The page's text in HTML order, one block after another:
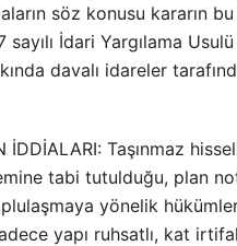
söz konusu kararın bu
İdari Yargılama
davalı idareler
İDDİALARI: Taşınmaz
tabi tutulduğu, plan
yönelik
yapı ruhsatlı, kat